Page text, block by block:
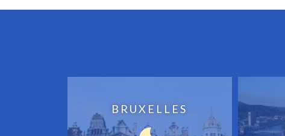
BRUXELLES